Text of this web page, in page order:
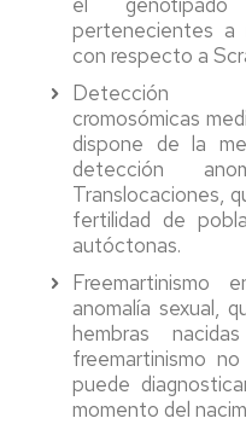
pertenecientes a
con respecto a
cromosómicas
dispone de la
detección
Translocaciones,
fertilidad de
autóctonas.
anomalía sexual,
hembras
freemartinismo
puede
momento del